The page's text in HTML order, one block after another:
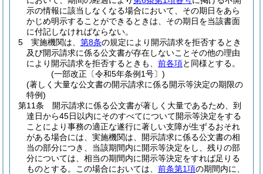
示の情報に該当しなくなる場合において、その期日をあら
かじめ明示することができるときは、その期日を当該書面
に付記しなければならない。
5
実施機関は、 第8条の規定により開示請求を拒否するとき
及び開示請求に係る公文書が存在しないことその他の理由
により開示請求を拒否するときも、 前各項と同様とする。
(一部改正〔令和5年条例1号〕)
(著しく大量な公文書の開示請求に係る開示等決定の期限の
特例)
第11条
開示請求に係る公文書が著しく大量であるため、到
達日から45日以内にそのすべてについて開示等決定をする
ことにより事務の適正な遂行に著しい支障が生ずるおそれ
がある場合には、実施機関は、開示請求に係る公文書の相
当の部分につき、当該期間内に開示等決定をし、残りの部
分については、相当の期間内に開示等決定をすれば足りる
ものとする。
この場合においては、 前条第1項の期間内に、